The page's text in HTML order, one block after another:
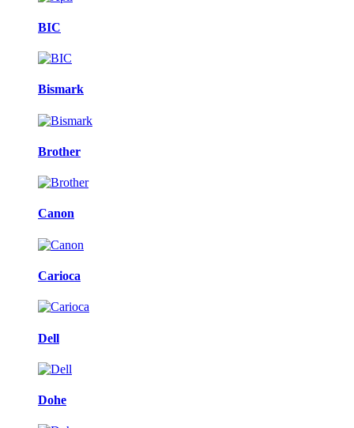
BIC
Bismark
Brother
Canon
Carioca
Dell
Dohe